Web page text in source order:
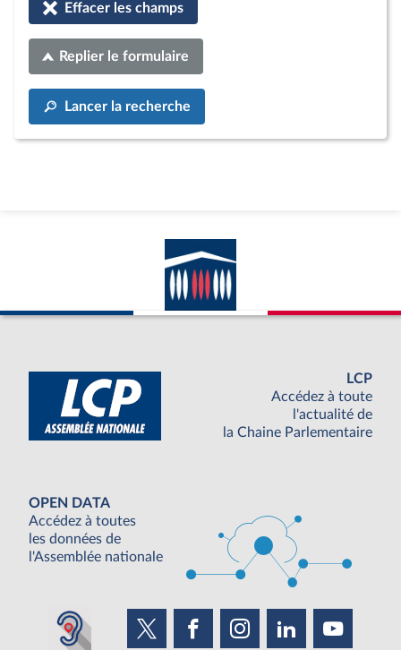
Effacer les champs
Replier le formulaire
Lancer la recherche
LCP
Accédez à toute
l'actualité de
la Chaine Parlementaire
OPEN DATA
Accédez à toutes
les données de
l'Assemblée nationale